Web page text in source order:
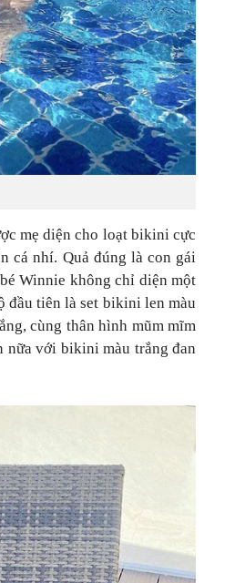
mẹ diện cho loạt bikini cực
cá nhí. Quả đúng là con gái
Winnie không chỉ diện một
đầu tiên là set bikini len màu
cùng thân hình mũm mĩm
nữa với bikini màu trắng đan